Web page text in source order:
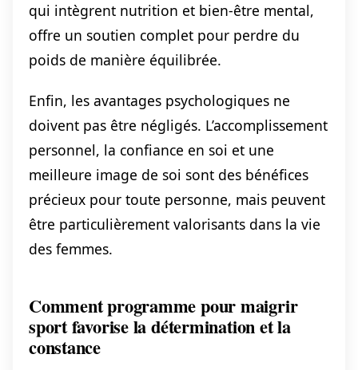
qui intègrent nutrition et bien-être mental,
offre un soutien complet pour perdre du
poids de manière équilibrée.
Enfin, les avantages psychologiques ne
doivent pas être négligés. L’accomplissement
personnel, la confiance en soi et une
meilleure image de soi sont des bénéfices
précieux pour toute personne, mais peuvent
être particulièrement valorisants dans la vie
des femmes.
Comment programme pour maigrir
sport favorise la détermination et la
constance